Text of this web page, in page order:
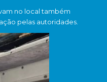
no local também
pelas autoridades.